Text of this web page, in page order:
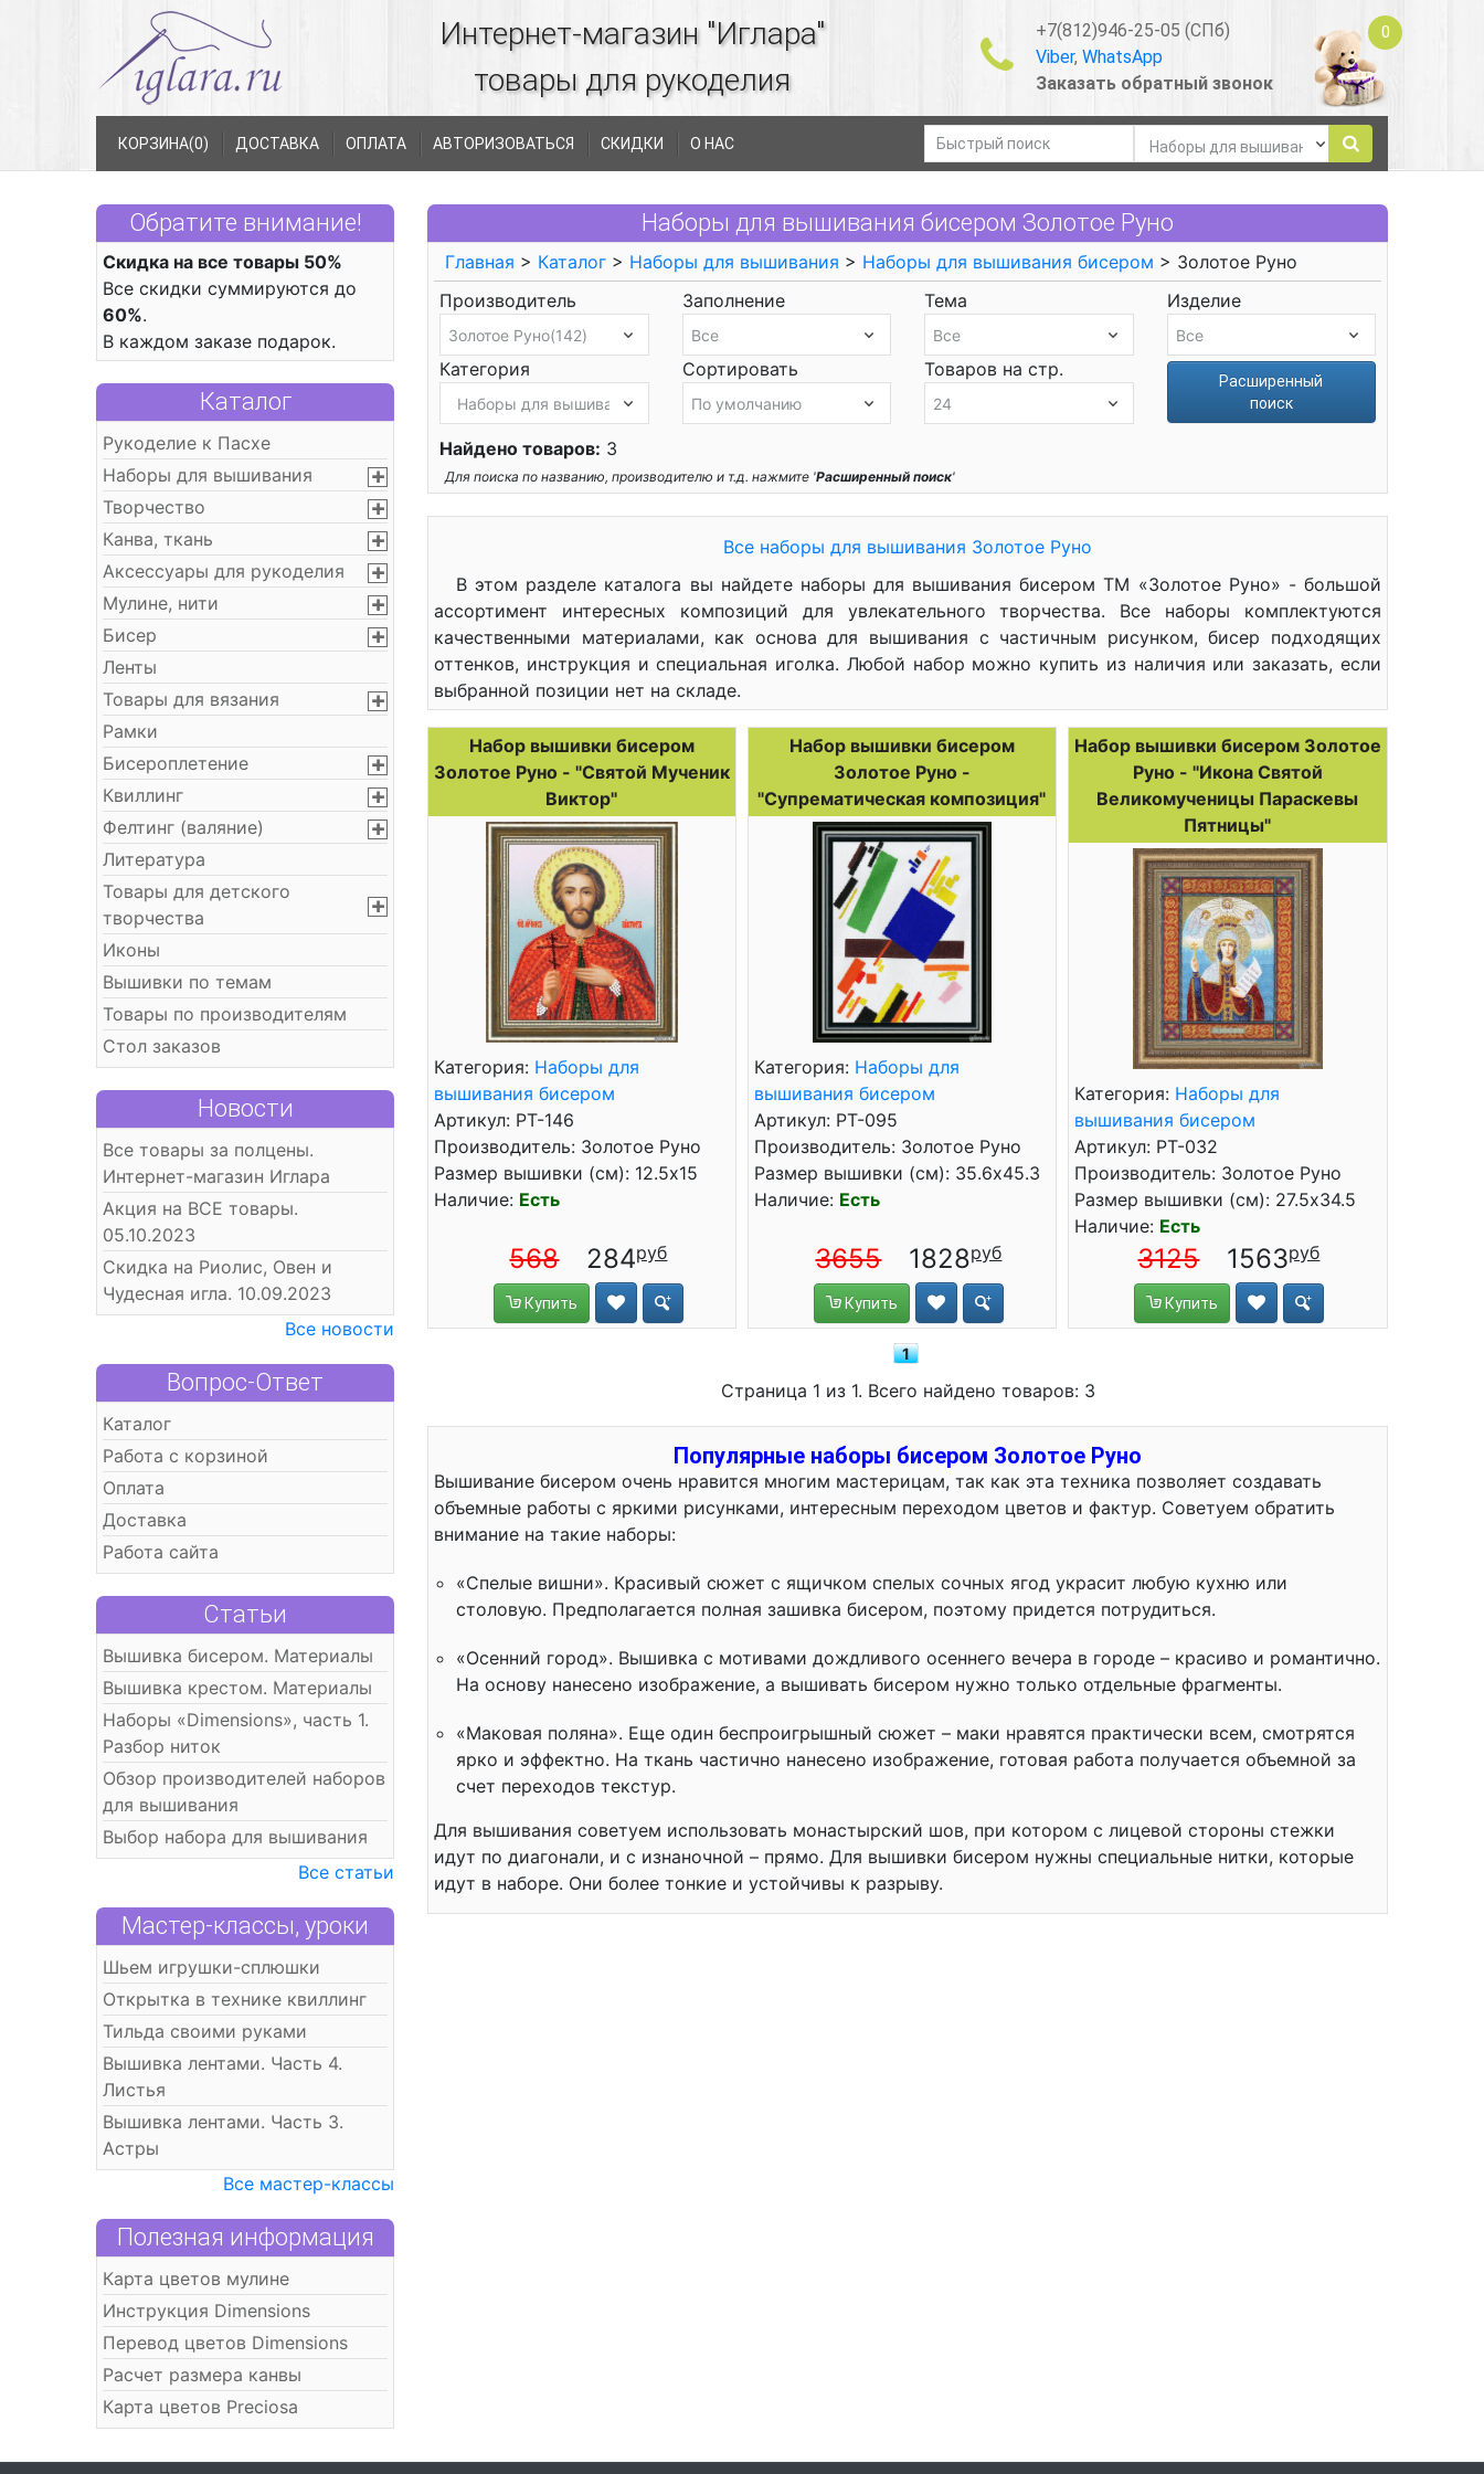
Интернет-магазин "Иглара"
товары для рукоделия
+7(812)946-25-05 (СПб)
Viber, WhatsApp
Заказать обратный звонок
0
КОРЗИНА(0) ДОСТАВКА ОПЛАТА АВТОРИЗОВАТЬСЯ СКИДКИ О НАС
Обратите внимание!
Скидка на все товары 50%
Все скидки суммируются до
60%.
В каждом заказе подарок.
Каталог
Рукоделие к Пасхе
Наборы для вышивания
Творчество
Канва, ткань
Аксессуары для рукоделия
Мулине, нити
Бисер
Ленты
Товары для вязания
Рамки
Бисероплетение
Квиллинг
Фелтинг (валяние)
Литература
Товары для детского
творчества
Иконы
Вышивки по темам
Товары по производителям
Стол заказов
Новости
Все товары за полцены.
Интернет-магазин Иглара
Акция на ВСЕ товары.
05.10.2023
Скидка на Риолис, Овен и
Чудесная игла. 10.09.2023
Все новости
Вопрос-Ответ
Каталог
Работа с корзиной
Оплата
Доставка
Работа сайта
Статьи
Вышивка бисером. Материалы
Вышивка крестом. Материалы
Наборы «Dimensions», часть 1.
Разбор ниток
Обзор производителей наборов
для вышивания
Выбор набора для вышивания
Все статьи
Мастер-классы, уроки
Шьем игрушки-сплюшки
Открытка в технике квиллинг
Тильда своими руками
Вышивка лентами. Часть 4.
Листья
Вышивка лентами. Часть 3.
Астры
Все мастер-классы
Полезная информация
Карта цветов мулине
Инструкция Dimensions
Перевод цветов Dimensions
Расчет размера канвы
Карта цветов Preciosa
Наборы для вышивания бисером Золотое Руно
Главная > Каталог > Наборы для вышивания > Наборы для вышивания бисером > Золотое Руно
Производитель
Заполнение Тема Изделие
Категория Сортировать Товаров на стр.
Расширенный
поиск
Найдено товаров: 3
Для поиска по названию, производителю и т.д. нажмите 'Расширенный поиск'
Все наборы для вышивания Золотое Руно
В этом разделе каталога вы найдете наборы для вышивания бисером ТМ «Золотое Руно» - большой
ассортимент интересных композиций для увлекательного творчества. Все наборы комплектуются
качественными материалами, как основа для вышивания с частичным рисунком, бисер подходящих
оттенков, инструкция и специальная иголка. Любой набор можно купить из наличия или заказать, если
выбранной позиции нет на складе.
Набор вышивки бисером
Золотое Руно - "Святой Мученик
Виктор"
Категория: Наборы для
вышивания бисером
Артикул: РТ-146
Производитель: Золотое Руно
Размер вышивки (см): 12.5x15
Наличие: Есть
568 284
Купить
Набор вышивки бисером
Золотое Руно -
"Супрематическая композиция"
Категория: Наборы для
вышивания бисером
Артикул: РТ-095
Производитель: Золотое Руно
Размер вышивки (см): 35.6x45.3
Наличие: Есть
3655 1828
Купить
Набор вышивки бисером Золотое
Руно - "Икона Святой
Великомученицы Параскевы
Пятницы"
Категория: Наборы для
вышивания бисером
Артикул: РТ-032
Производитель: Золотое Руно
Размер вышивки (см): 27.5x34.5
Наличие: Есть
3125 1563
Купить
1
Страница 1 из 1. Всего найдено товаров: 3
Популярные наборы бисером Золотое Руно
Вышивание бисером очень нравится многим мастерицам, так как эта техника позволяет создавать
объемные работы с яркими рисунками, интересным переходом цветов и фактур. Советуем обратить
внимание на такие наборы:
«Спелые вишни». Красивый сюжет с ящичком спелых сочных ягод украсит любую кухню или
столовую. Предполагается полная зашивка бисером, поэтому придется потрудиться.
«Осенний город». Вышивка с мотивами дождливого осеннего вечера в городе – красиво и романтично.
На основу нанесено изображение, а вышивать бисером нужно только отдельные фрагменты.
«Маковая поляна». Еще один беспроигрышный сюжет – маки нравятся практически всем, смотрятся
ярко и эффектно. На ткань частично нанесено изображение, готовая работа получается объемной за
счет переходов текстур.
Для вышивания советуем использовать монастырский шов, при котором с лицевой стороны стежки
идут по диагонали, и с изнаночной – прямо. Для вышивки бисером нужны специальные нитки, которые
идут в наборе. Они более тонкие и устойчивы к разрыву.